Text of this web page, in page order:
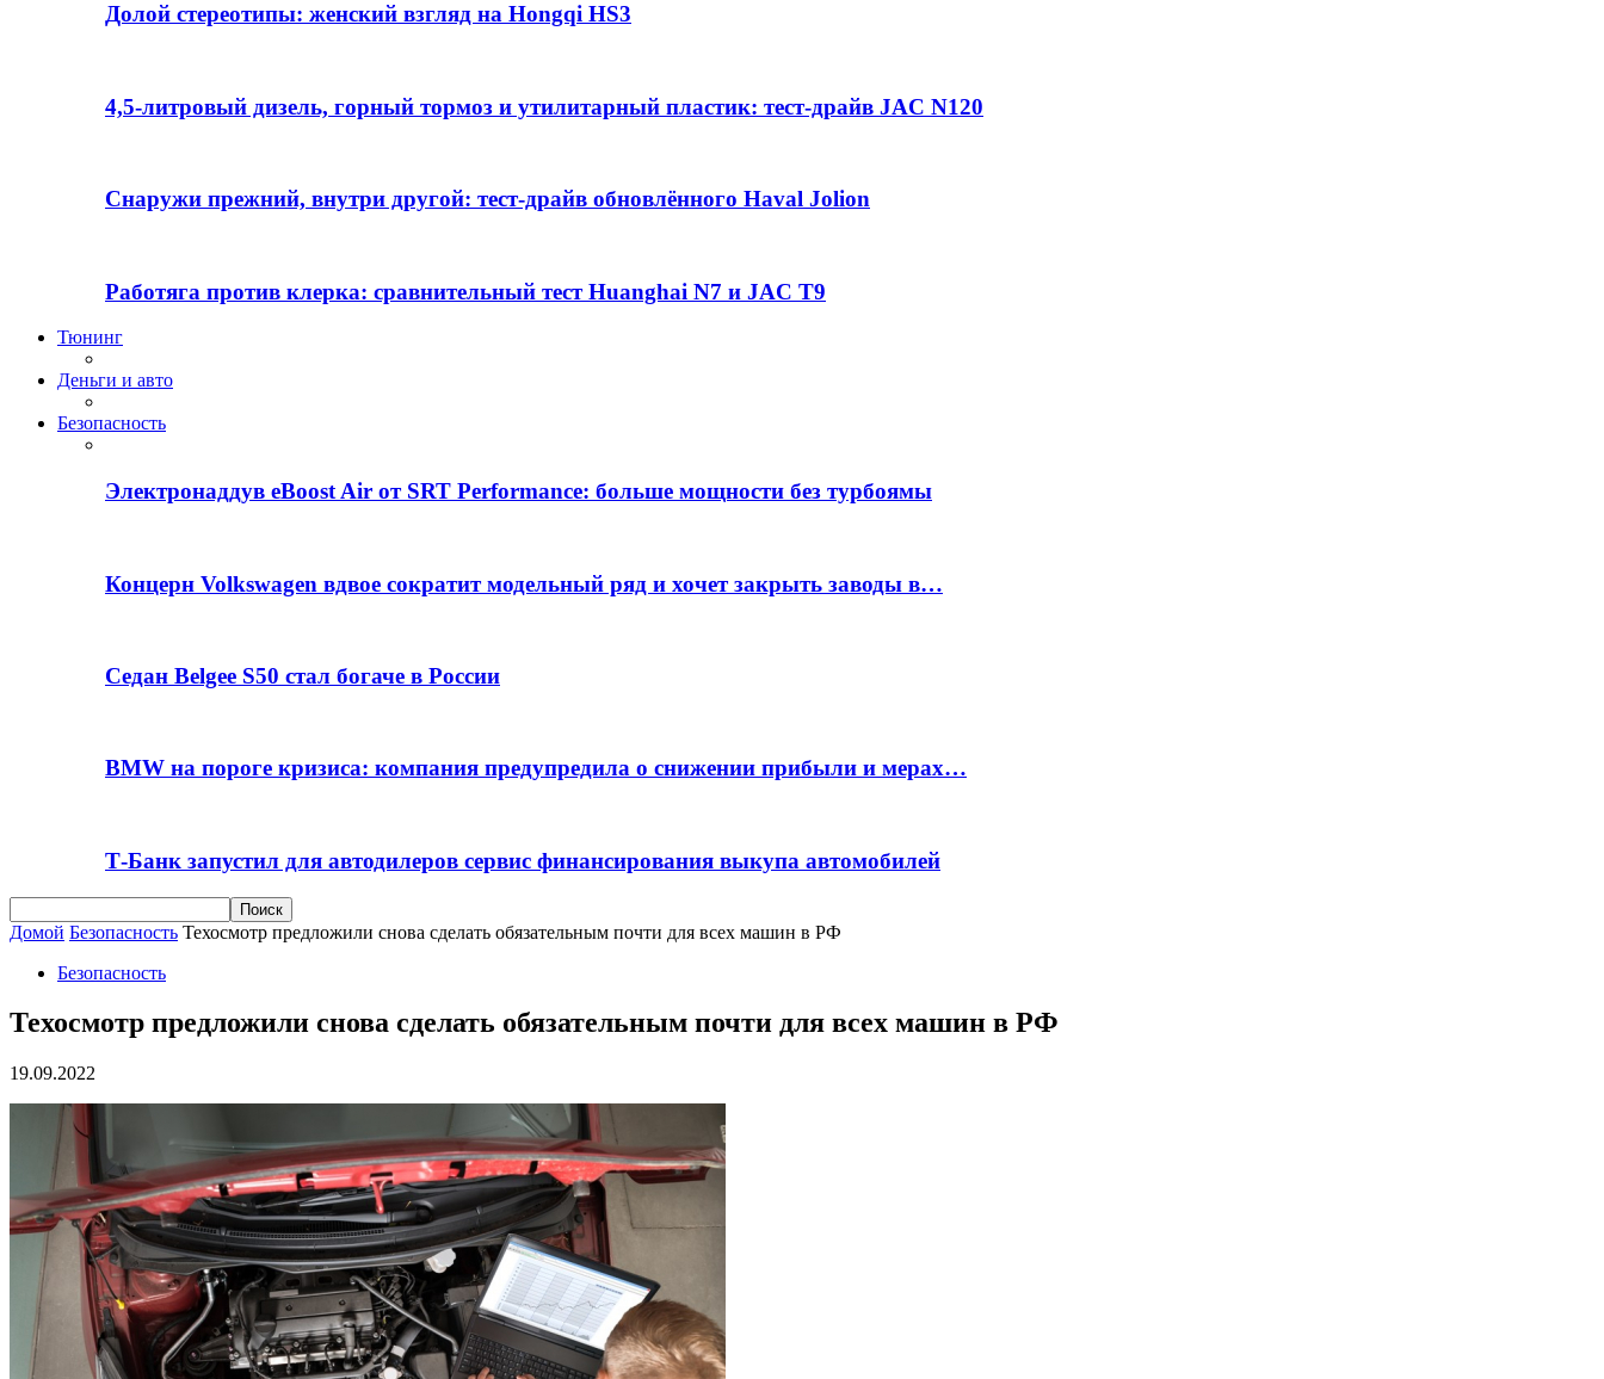
Долой стереотипы: женский взгляд на Hongqi HS3
4,5-литровый дизель, горный тормоз и утилитарный пластик: тест-драйв JAC N120
Снаружи прежний, внутри другой: тест-драйв обновлённого Haval Jolion
Работяга против клерка: сравнительный тест Huanghai N7 и JAC T9
Тюнинг
Деньги и авто
Безопасность
Электронаддув eBoost Air от SRT Performance: больше мощности без турбоямы
Концерн Volkswagen вдвое сократит модельный ряд и хочет закрыть заводы в…
Седан Belgee S50 стал богаче в России
BMW на пороге кризиса: компания предупредила о снижении прибыли и мерах…
Т-Банк запустил для автодилеров сервис финансирования выкупа автомобилей
Домой Безопасность Техосмотр предложили снова сделать обязательным почти для всех машин в РФ
Безопасность
Техосмотр предложили снова сделать обязательным почти для всех машин в РФ
19.09.2022